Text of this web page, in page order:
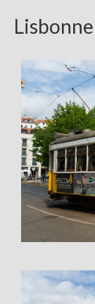
Lisbonne